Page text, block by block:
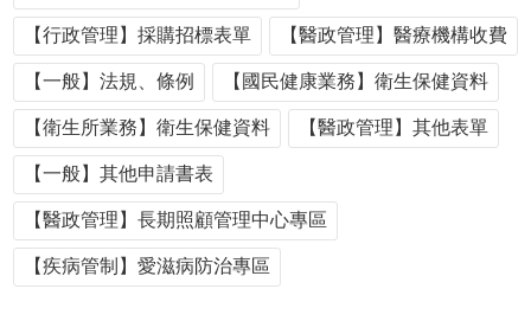
公
告
訊
息
服
務
專
區
主
題
【行政管理】採購招標表單 【醫政管理】醫療機構收費
【一般】法規、條例 【國民健康業務】衛生保健資料
【衛生所業務】衛生保健資料 【醫政管理】其他表單
【一般】其他申請書表
【醫政管理】長期照顧管理中心專區
【疾病管制】愛滋病防治專區